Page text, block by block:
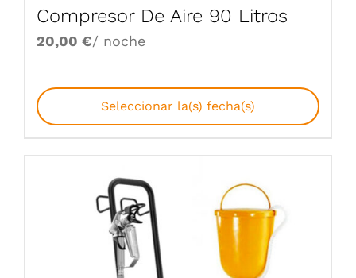
Compresor De Aire 90 Litros
20,00 €/ noche
Seleccionar la(s) fecha(s)